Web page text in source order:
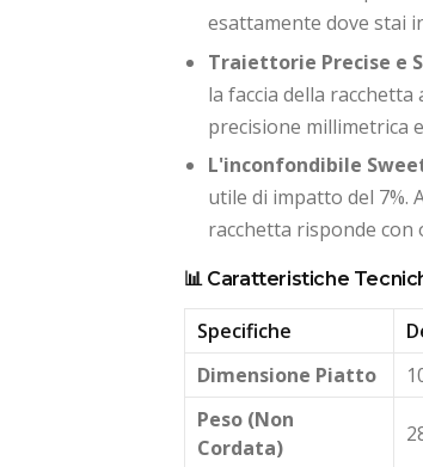
esattamente dove stai
Traiettorie Precise e
la faccia della
precisione millimetrica
L'inconfondibile
utile di impatto del 7%.
racchetta risponde
📊 Caratteristiche
Specifiche
Dimensione Piatto
Peso (Non
Cordata)